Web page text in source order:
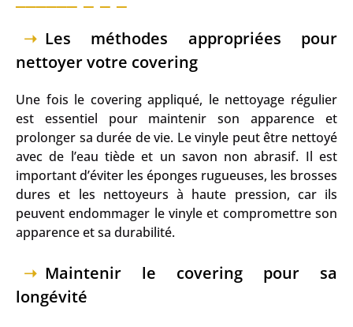
Les méthodes appropriées pour
nettoyer votre covering
Une fois le covering appliqué, le nettoyage régulier
est essentiel pour maintenir son apparence et
prolonger sa durée de vie. Le vinyle peut être nettoyé
avec de l’eau tiède et un savon non abrasif. Il est
important d’éviter les éponges rugueuses, les brosses
dures et les nettoyeurs à haute pression, car ils
peuvent endommager le vinyle et compromettre son
apparence et sa durabilité.
Maintenir le covering pour sa
longévité